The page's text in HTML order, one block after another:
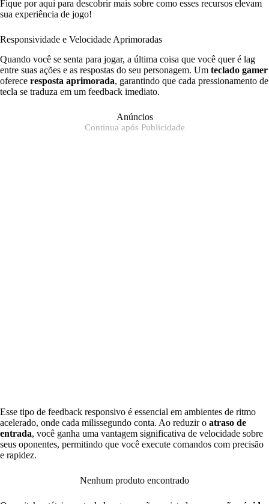
Fique por aqui para descobrir mais sobre como esses recursos elevam
sua experiência de jogo!
Responsividade e Velocidade Aprimoradas
Quando você se senta para jogar, a última coisa que você quer é lag
entre suas ações e as respostas do seu personagem. Um teclado gamer
oferece resposta aprimorada, garantindo que cada pressionamento de
tecla se traduza em um feedback imediato.
Anúncios
Continua após Publicidade
Esse tipo de feedback responsivo é essencial em ambientes de ritmo
acelerado, onde cada milissegundo conta. Ao reduzir o atraso de
entrada, você ganha uma vantagem significativa de velocidade sobre
seus oponentes, permitindo que você execute comandos com precisão
e rapidez.
Nenhum produto encontrado